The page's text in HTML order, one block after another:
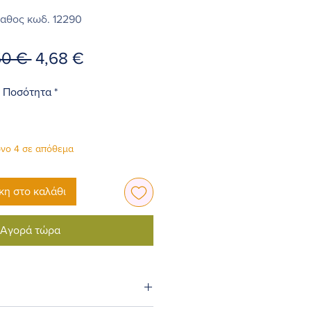
κωδ. 12290
€ Κανονική
4,68 €Τιμή
Ποσότητα *
4 σε απόθεμα
στο καλάθι
Αγορά τώρα